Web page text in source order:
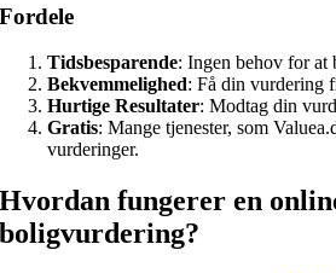
Fordele
Tidsbesparende: Ingen behov for at
Bekvemmelighed: Få din vurdering
Hurtige Resultater: Modtag din
Gratis: Mange tjenester, som
vurderinger.
Hvordan fungerer en
boligvurdering?